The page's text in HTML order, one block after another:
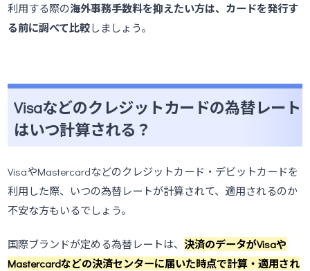
利用する際の海外事務手数料を抑えたい方は、カードを発行す
る前に調べて比較しましょう。
Visaなどのクレジットカードの為替レート
はいつ計算される？
VisaやMastercardなどのクレジットカード・デビットカードを
利用した際、いつの為替レートが計算されて、適用されるのか
不安な方もいるでしょう。
国際ブランドが定める為替レートは、決済のデータがVisaや
Mastercardなどの決済センターに届いた時点で計算・適用され